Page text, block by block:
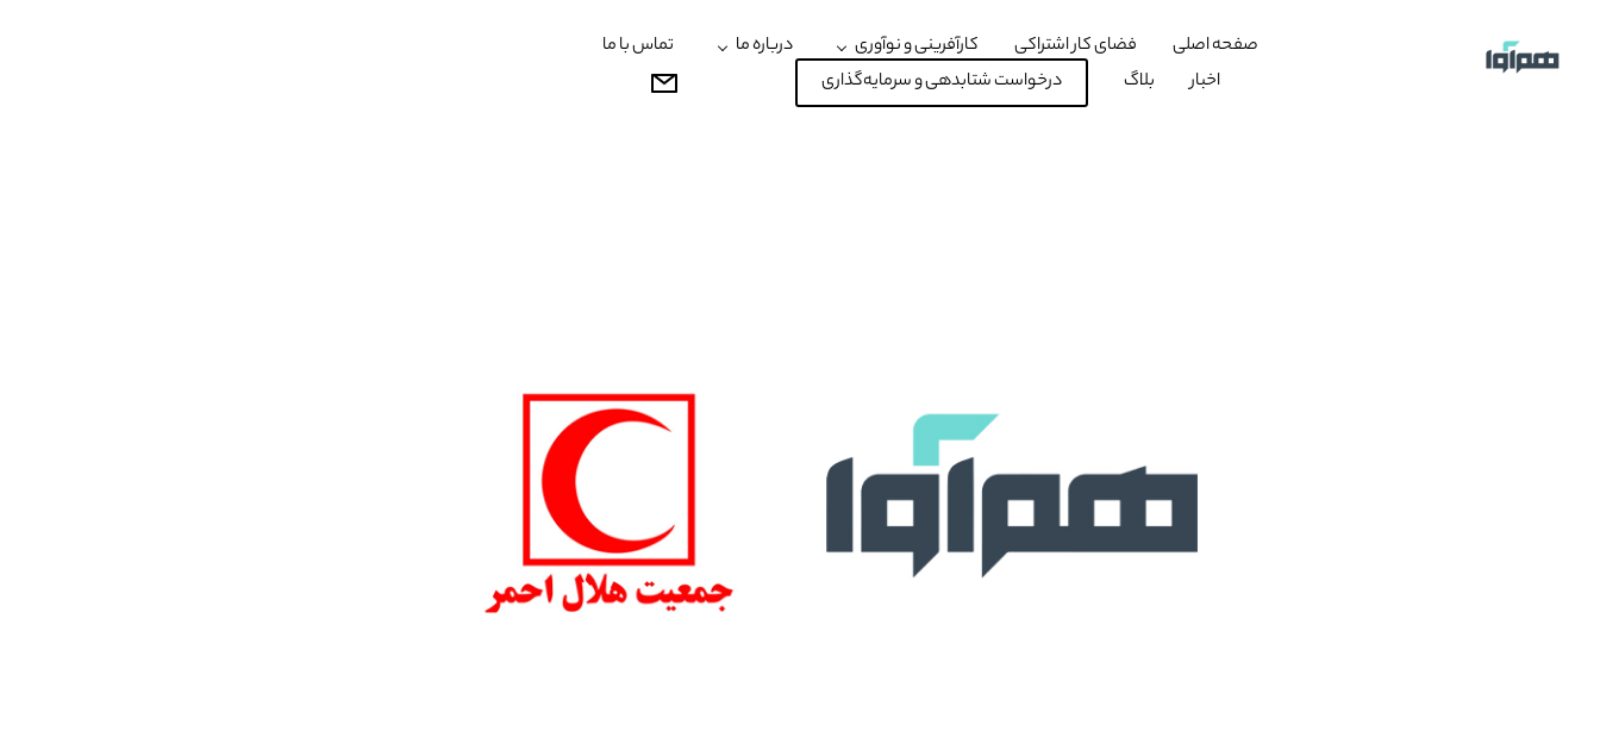
صفحه اصلی فضای کار اشتراکی کارآفرینی و نوآوری درباره ما
تماس با ما
اخبار
بلاگ درخواست شتابدهی و سرمایه‌گذاری